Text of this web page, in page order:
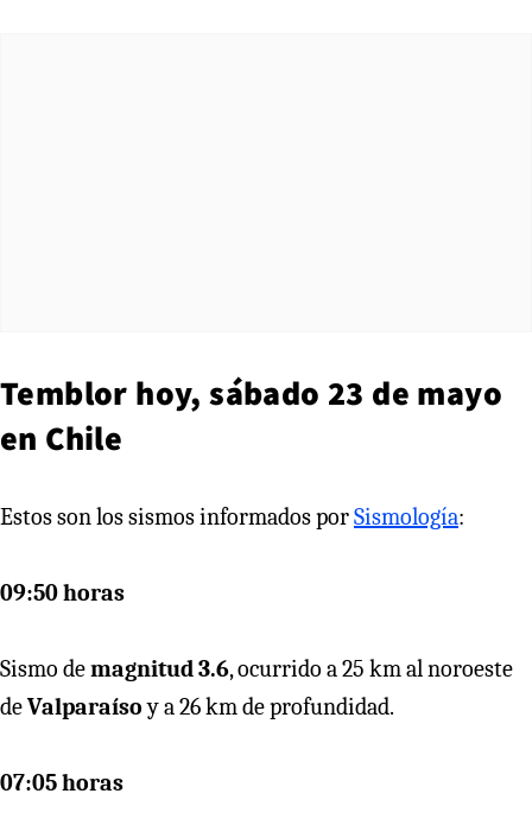
Temblor hoy, sábado 23 de mayo
en Chile
Estos son los sismos informados porSismología:
09:50 horas
Sismo demagnitud 3.6, ocurrido a 25 km al noroeste
deValparaísoy a 26 km de profundidad.
07:05 horas